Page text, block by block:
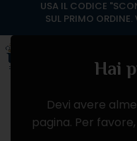
Hai
Devi avere
pagina. Per
USA IL CODICE
SUL PRIMO